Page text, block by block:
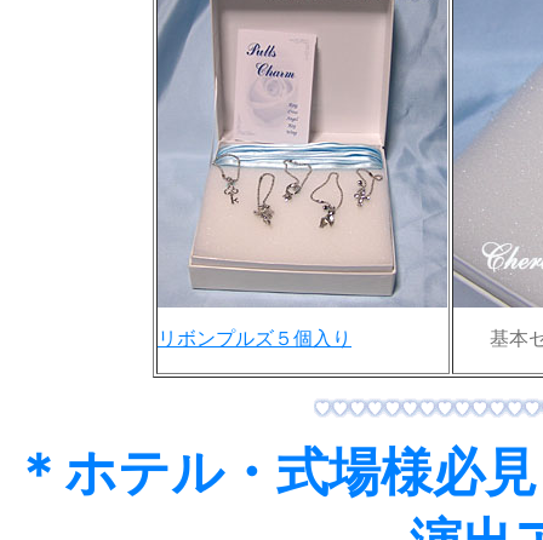
リボンプルズ５個入り 基本
＊ホテル・式場様必